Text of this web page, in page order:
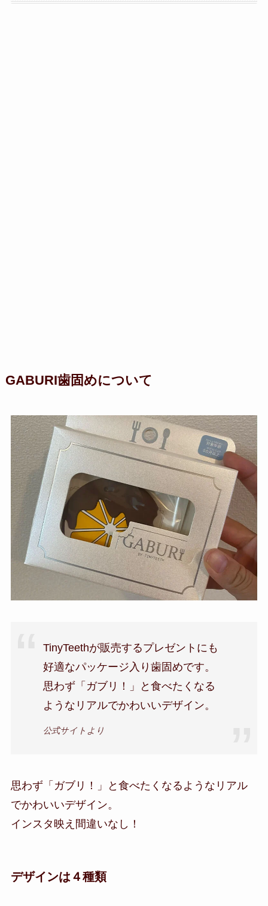
GABURI歯固めについて
TinyTeethが販売するプレゼントにも
好適なパッケージ入り歯固めです。
思わず「ガブリ！」と食べたくなる
ようなリアルでかわいいデザイン。
公式サイトより
思わず「ガブリ！」と食べたくなるようなリアル
でかわいいデザイン。
インスタ映え間違いなし！
デザインは４種類